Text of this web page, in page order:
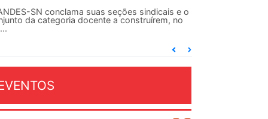
SN conclama suas seções sindicais e o
da categoria docente a construírem, no